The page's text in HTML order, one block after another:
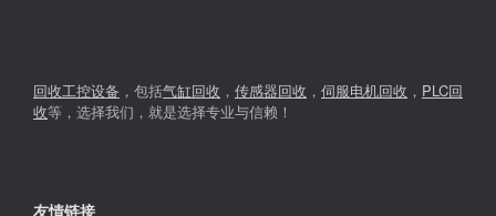
回收工控设备 ，包括气缸回收 ， 传感器回收 ， 伺服电机回收 ， PLC回
收等，选择我们，就是选择专业与信赖！
友情链接